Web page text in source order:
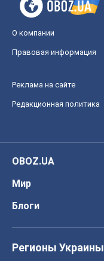
О компании
Правовая информация
Реклама на сайте
Редакционная политика
OBOZ.UA
Мир
Блоги
Регионы Украины